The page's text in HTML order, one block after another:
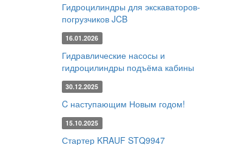
Гидроцилиндры для экскаваторов-
погрузчиков JCB
16.01.2026
Гидравлические насосы и
гидроцилиндры подъёма кабины
30.12.2025
C наступающим Новым годом!
15.10.2025
Стартер KRAUF STQ9947